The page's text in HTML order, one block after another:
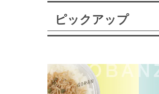
ピックアップ